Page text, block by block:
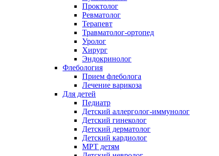
Проктолог
Ревматолог
Терапевт
Травматолог-ортопед
Уролог
Хирург
Эндокринолог
Флебология
Прием флеболога
Лечение варикоза
Для детей
Педиатр
Детский аллерголог-иммунолог
Детский гинеколог
Детский дерматолог
Детский кардиолог
МРТ детям